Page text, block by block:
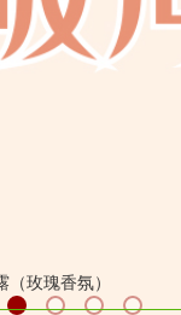
玫瑰香氛）